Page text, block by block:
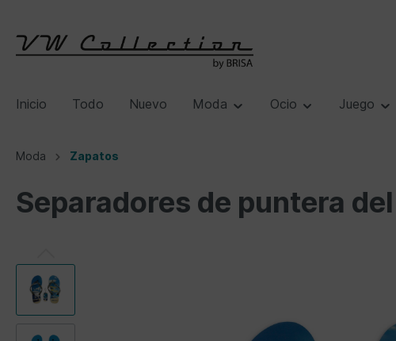
Inicio Todo Nuevo Moda Ocio Juego
Moda Zapatos
Separadores de puntera